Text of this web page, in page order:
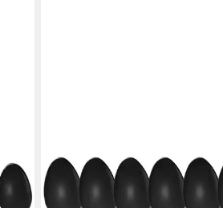
GRÄWE
Suppenlöffel GRÄWE Tafellöffel 6
Stück, Edelstahl - Titan, Serie